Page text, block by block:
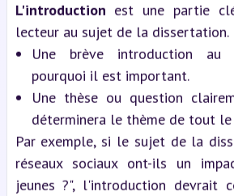
L'introduction est une partie
lecteur au sujet de la
Une brève introduction au
pourquoi il est important.
Une thèse ou question
déterminera le thème de tout
Par exemple, si le sujet de la
réseaux sociaux ont-ils un
jeunes ?", l'introduction devrait